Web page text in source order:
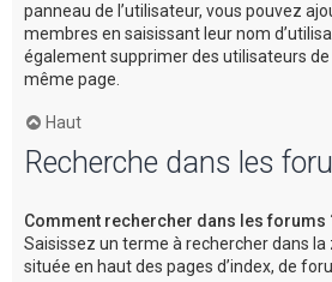
panneau de l’utilisateur, vous pouvez
membres en saisissant leur nom
également supprimer des utilisateurs
même page.
Haut
Recherche dans les
Comment rechercher dans les forums
Saisissez un terme à rechercher dans la
située en haut des pages d’index, de